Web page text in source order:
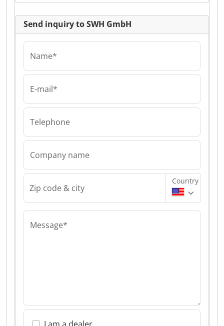
Send inquiry to SWH GmbH
Name*
E-mail*
Telephone
Company name
Zip code & city
Country
Message*